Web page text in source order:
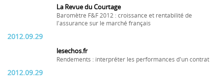
La Revue du Courtage
Baromètre F&F 2012 : croissance et rentabilité de
l'assurance sur le marché français
2012.09.29
lesechos.fr
Rendements : interpréter les performances d'un contrat
2012.09.29